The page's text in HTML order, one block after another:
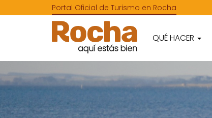
Portal Oficial de Turismo en Rocha
QUÉ HACER